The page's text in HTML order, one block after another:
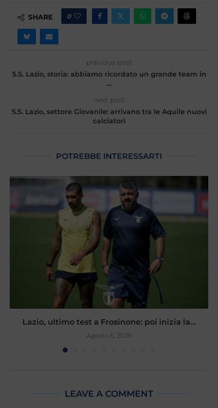
SHARE 0
previous post
S.S. Lazio, storia: abbiamo ricordato un grande team in
…
next post
S.S. Lazio, settore Giovanile: arrivano tra le Aquile nuovi
calciatori
POTREBBE INTERESSARTI
Lazio, ultimo test a Frosinone: poi inizia la...
Agosto 6, 2026
LEAVE A COMMENT